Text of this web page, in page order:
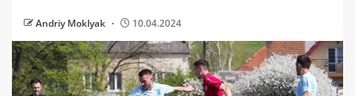
Andriy Moklyak 10.04.2024